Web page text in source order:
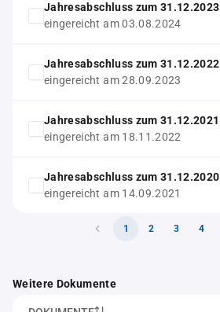
Jahresabschluss zum 31.12.2023
eingereicht am 03.08.2024
Jahresabschluss zum 31.12.2022
eingereicht am 28.09.2023
Jahresabschluss zum 31.12.2021
eingereicht am 18.11.2022
Jahresabschluss zum 31.12.2020
eingereicht am 14.09.2021
1 2 3 4
Weitere Dokumente